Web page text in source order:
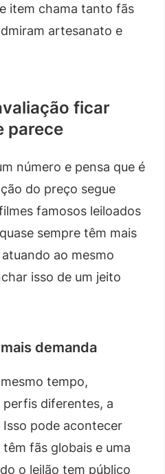
item chama tanto fãs
artesanato e
ficar
parece
número e pensa que é
do preço segue
famosos leiloados
sempre têm mais
ao mesmo
isso de um jeito
demanda
tempo,
diferentes, a
pode acontecer
fãs globais e uma
o leilão tem público